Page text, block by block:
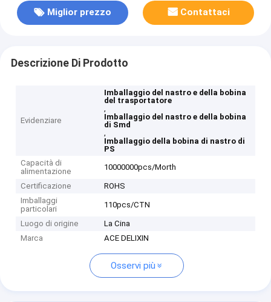
Miglior prezzo Contattaci
Descrizione Di Prodotto
Evidenziare
Imballaggio del nastro e della bobina
del trasportatore
,
Imballaggio del nastro e della bobina
di Smd
,
Imballaggio della bobina di nastro di
PS
Capacità di
alimentazione
10000000pcs/Morth
Certificazione
ROHS
Imballaggi
particolari
110pcs/CTN
Luogo di origine
La Cina
Marca
ACE DELIXIN
Osservi più